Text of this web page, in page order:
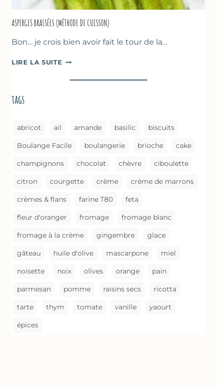
ASPERGES BRAISÉES (MÉTHODE DE CUISSON)
Bon… je crois bien avoir fait le tour de la…
LIRE LA SUITE ASPERGES
(MÉTHODE
tags
abricot ail amande basilic biscuits
Boulange Facile boulangerie brioche cake
champignons chocolat chèvre ciboulette
citron courgette crème crème de marrons
crèmes & flans farine T80 feta
fleur d'oranger fromage fromage blanc
fromage à la crème gingembre glace
gâteau huile d'olive mascarpone miel
noisette noix olives orange pain
parmesan pomme raisins secs ricotta
tarte thym tomate vanille yaourt
épices